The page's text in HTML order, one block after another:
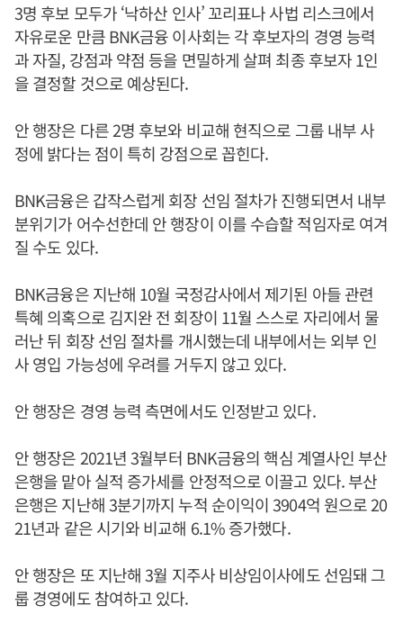
3명 후보 모두가 ‘낙하산 인사’ 꼬리표나 사법 리스크에서
자유로운 만큼 BNK금융 이사회는 각 후보자의 경영 능력
과 자질, 강점과 약점 등을 면밀하게 살펴 최종 후보자 1인
을 결정할 것으로 예상된다.
안 행장은 다른 2명 후보와 비교해 현직으로 그룹 내부 사
정에 밝다는 점이 특히 강점으로 꼽힌다.
BNK금융은 갑작스럽게 회장 선임 절차가 진행되면서 내부
분위기가 어수선한데 안 행장이 이를 수습할 적임자로 여겨
질 수도 있다.
BNK금융은 지난해 10월 국정감사에서 제기된 아들 관련
특혜 의혹으로 김지완 전 회장이 11월 스스로 자리에서 물
러난 뒤 회장 선임 절차를 개시했는데 내부에서는 외부 인
사 영입 가능성에 우려를 거두지 않고 있다.
안 행장은 경영 능력 측면에서도 인정받고 있다.
안 행장은 2021년 3월부터 BNK금융의 핵심 계열사인 부산
은행을 맡아 실적 증가세를 안정적으로 이끌고 있다. 부산
은행은 지난해 3분기까지 누적 순이익이 3904억 원으로 20
21년과 같은 시기와 비교해 6.1% 증가했다.
안 행장은 또 지난해 3월 지주사 비상임이사에도 선임돼 그
룹 경영에도 참여하고 있다.